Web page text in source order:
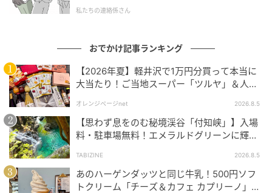
関東での回顧展の開催は13年ぶりとなり、また大英博
ので、彼の“超絶筆技”を余すことなく観察できる（開場
だ。
開催を記念したトークショーのほか、国立能楽堂とタ
ッグを組み、仕舞『弱法師』の装束付き実演やミニ体
験会なども実施。なお5月30日（土）からは、和歌山
県立近代美術館へ巡回予定。西日本での開催は45年ぶ
りとなるため、今からカレンダーにマークをしておこ
う。
私たちの連絡係さん
おでかけ記事ランキング
【2026年夏】軽井沢で1万円分買って本当に
大当たり！ご当地スーパー「ツルヤ」＆人気
オレンジページnet 2026.8.5
【思わず息をのむ秘境渓谷「付知峡」】入場
料・駐車場無料！エメラルドグリーンに輝く
TABIZINE 2026.8.5
あのハーゲンダッツと同じ牛乳！500円ソフ
トクリーム「チーズ＆カフェ カプリーノ」